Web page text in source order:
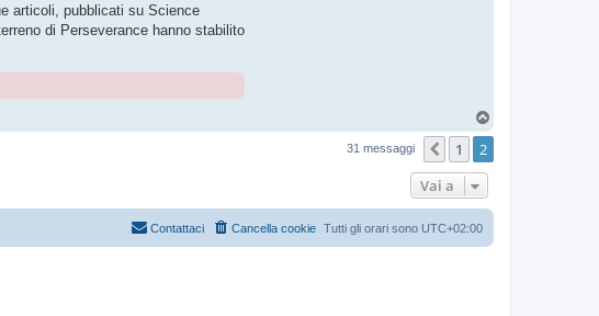
articoli, pubblicati su Science
di Perseverance hanno stabilito
31 messaggi Precedente
1 2
Vai a
Tutti gli orari sono UTC+02:00
Cancella cookie
Contattaci